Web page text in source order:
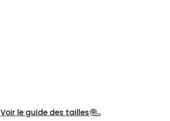
Voir le guide des tailles